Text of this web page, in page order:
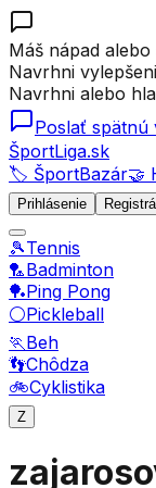
Máš nápad alebo
Navrhni
Navrhni alebo
Poslať spätnú
ŠportLiga.sk
🏷️ ŠportBazár🤝
Prihlásenie
🎾Tennis
🏸Badminton
🏓Ping Pong
⚪Pickleball
🏃Beh
👣Chôdza
🚲Cyklistika
Z